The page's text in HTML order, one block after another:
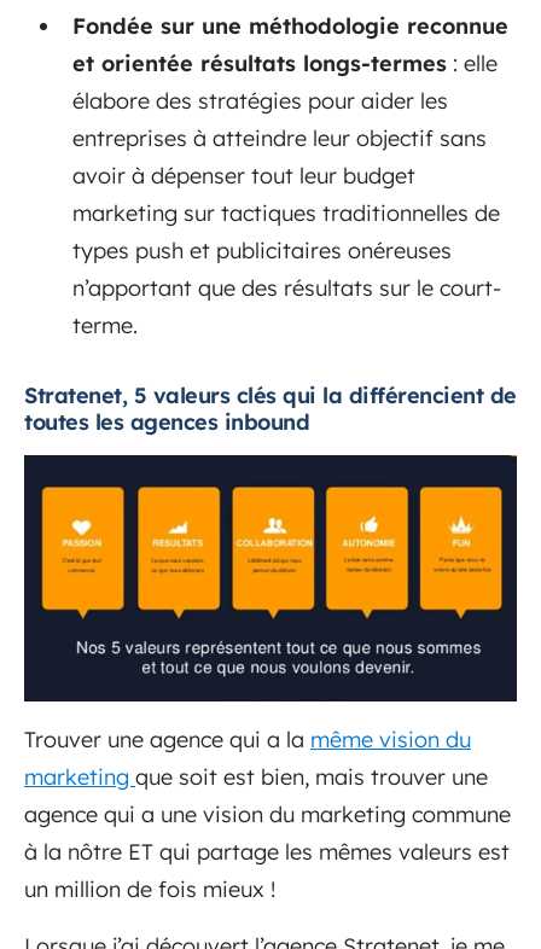
Fondée sur une méthodologie reconnue
et orientée résultats longs-termes : elle
élabore des stratégies pour aider les
entreprises à atteindre leur objectif sans
avoir à dépenser tout leur budget
marketing sur tactiques traditionnelles de
types push et publicitaires onéreuses
n’apportant que des résultats sur le court-
terme.
Stratenet, 5 valeurs clés qui la différencient de
toutes les agences inbound
Trouver une agence qui a la même vision du
marketing que soit est bien, mais trouver une
agence qui a une vision du marketing commune
à la nôtre ET qui partage les mêmes valeurs est
un million de fois mieux !